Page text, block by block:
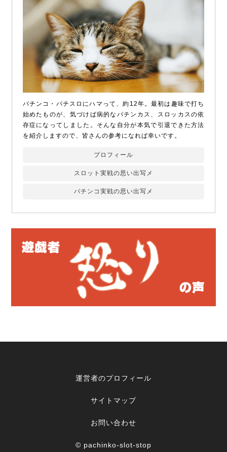
パチンコ・パチスロにハマって、約12年。最初は趣味で打ち
始めたものが、気づけば病的なパチンカス、スロッカスの依
存症になってしました。そんな自分が本気で引退できた方法
を紹介しますので、皆さんの参考になれば幸いです。
プロフィール
スロット実戦の思い出写メ
パチンコ実戦の思い出写メ
運営者のプロフィール
サイトマップ
お問い合わせ
© pachinko-slot-stop